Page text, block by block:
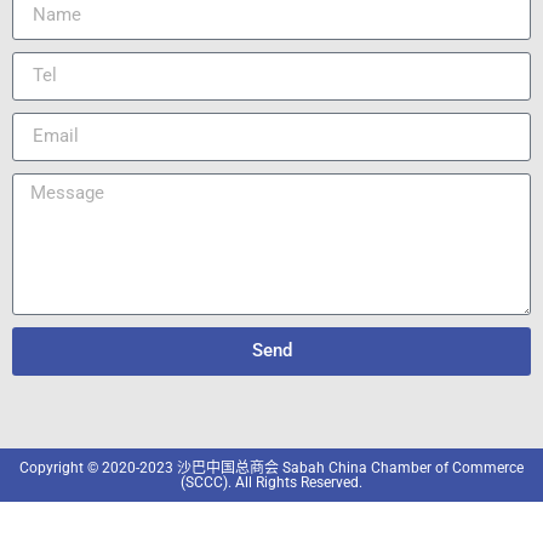
Send
Copyright © 2020-2023 沙巴中国总商会 Sabah China Chamber of Commerce
(SCCC). All Rights Reserved.